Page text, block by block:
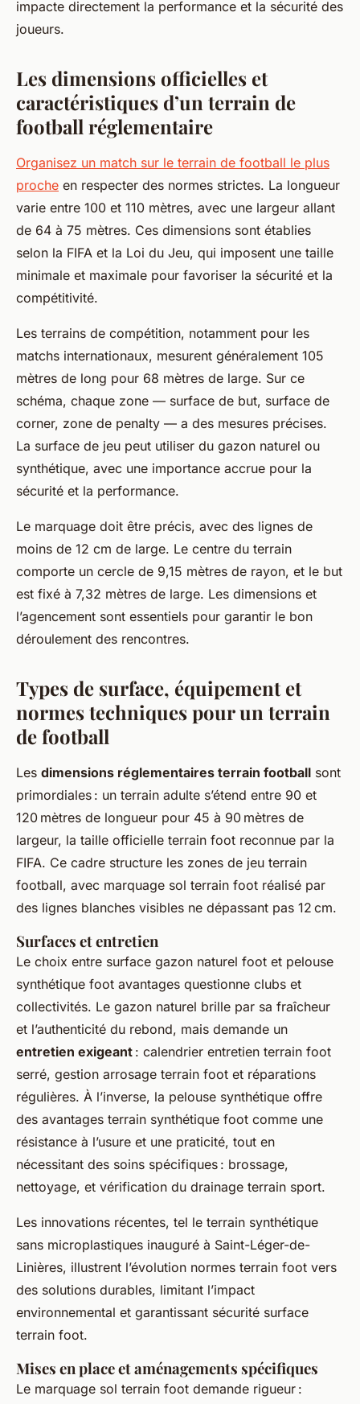
impacte directement la performance et la sécurité des
joueurs.
Les dimensions officielles et
caractéristiques d’un terrain de
football réglementaire
Organisez un match sur le terrain de football le plus
proche en respecter des normes strictes. La longueur
varie entre 100 et 110 mètres, avec une largeur allant
de 64 à 75 mètres. Ces dimensions sont établies
selon la FIFA et la Loi du Jeu, qui imposent une taille
minimale et maximale pour favoriser la sécurité et la
compétitivité.
Les terrains de compétition, notamment pour les
matchs internationaux, mesurent généralement 105
mètres de long pour 68 mètres de large. Sur ce
schéma, chaque zone — surface de but, surface de
corner, zone de penalty — a des mesures précises.
La surface de jeu peut utiliser du gazon naturel ou
synthétique, avec une importance accrue pour la
sécurité et la performance.
Le marquage doit être précis, avec des lignes de
moins de 12 cm de large. Le centre du terrain
comporte un cercle de 9,15 mètres de rayon, et le but
est fixé à 7,32 mètres de large. Les dimensions et
l’agencement sont essentiels pour garantir le bon
déroulement des rencontres.
Types de surface, équipement et
normes techniques pour un terrain
de football
Les dimensions réglementaires terrain football sont
primordiales : un terrain adulte s’étend entre 90 et
120 mètres de longueur pour 45 à 90 mètres de
largeur, la taille officielle terrain foot reconnue par la
FIFA. Ce cadre structure les zones de jeu terrain
football, avec marquage sol terrain foot réalisé par
des lignes blanches visibles ne dépassant pas 12 cm.
Surfaces et entretien
Le choix entre surface gazon naturel foot et pelouse
synthétique foot avantages questionne clubs et
collectivités. Le gazon naturel brille par sa fraîcheur
et l’authenticité du rebond, mais demande un
entretien exigeant : calendrier entretien terrain foot
serré, gestion arrosage terrain foot et réparations
régulières. À l’inverse, la pelouse synthétique offre
des avantages terrain synthétique foot comme une
résistance à l’usure et une praticité, tout en
nécessitant des soins spécifiques : brossage,
nettoyage, et vérification du drainage terrain sport.
Les innovations récentes, tel le terrain synthétique
sans microplastiques inauguré à Saint-Léger-de-
Linières, illustrent l’évolution normes terrain foot vers
des solutions durables, limitant l’impact
environnemental et garantissant sécurité surface
terrain foot.
Mises en place et aménagements spécifiques
Le marquage sol terrain foot demande rigueur :